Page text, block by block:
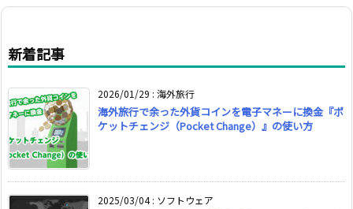
新着記事
2026/01/29 : 海外旅行
海外旅行で余った外貨コインを電子マネーに換金『ポ
ケットチェンジ（Pocket Change）』の使い方
2025/03/04: ソフトウェア